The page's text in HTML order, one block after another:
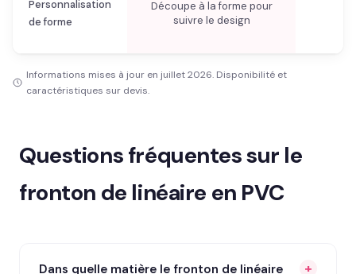
Personnalisation
de forme
Découpe à la forme pour
suivre le design
Informations mises à jour en juillet 2026. Disponibilité et
caractéristiques sur devis.
Questions fréquentes sur le
fronton de linéaire en PVC
Dans quelle matière le fronton de linéaire